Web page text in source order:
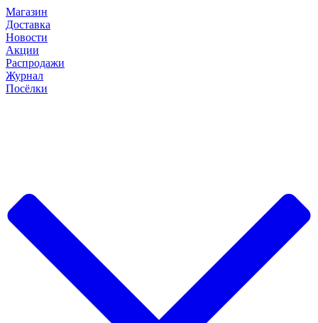
Магазин
Доставка
Новости
Акции
Распродажи
Журнал
Посёлки